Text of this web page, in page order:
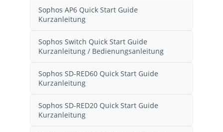
Sophos AP6 Quick Start Guide
Kurzanleitung
Sophos Switch Quick Start Guide
Kurzanleitung / Bedienungsanleitung
Sophos SD-RED60 Quick Start Guide
Kurzanleitung
Sophos SD-RED20 Quick Start Guide
Kurzanleitung